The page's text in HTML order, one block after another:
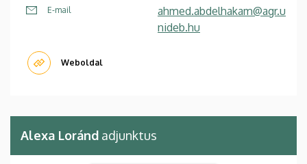
E-mail
ahmed.abdelhakam@agr.u
nideb.hu
Weboldal
Alexa Loránd adjunktus